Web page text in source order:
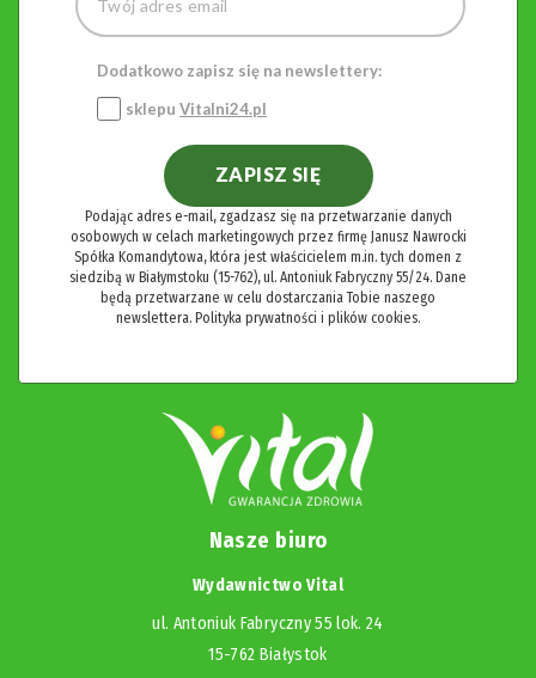
Dodatkowo zapisz się na newslettery:
sklepu Vitalni24.pl
ZAPISZ SIĘ
Podając adres e-mail, zgadzasz się na przetwarzanie danych
osobowych w celach marketingowych przez firmę Janusz Nawrocki
Spółka Komandytowa, która jest właścicielem m.in. tych domen z
siedzibą w Białymstoku (15-762), ul. Antoniuk Fabryczny 55/24. Dane
będą przetwarzane w celu dostarczania Tobie naszego
newslettera. Polityka prywatności i plików cookies.
Nasze biuro
Wydawnictwo Vital
ul. Antoniuk Fabryczny 55 lok. 24
15-762 Białystok